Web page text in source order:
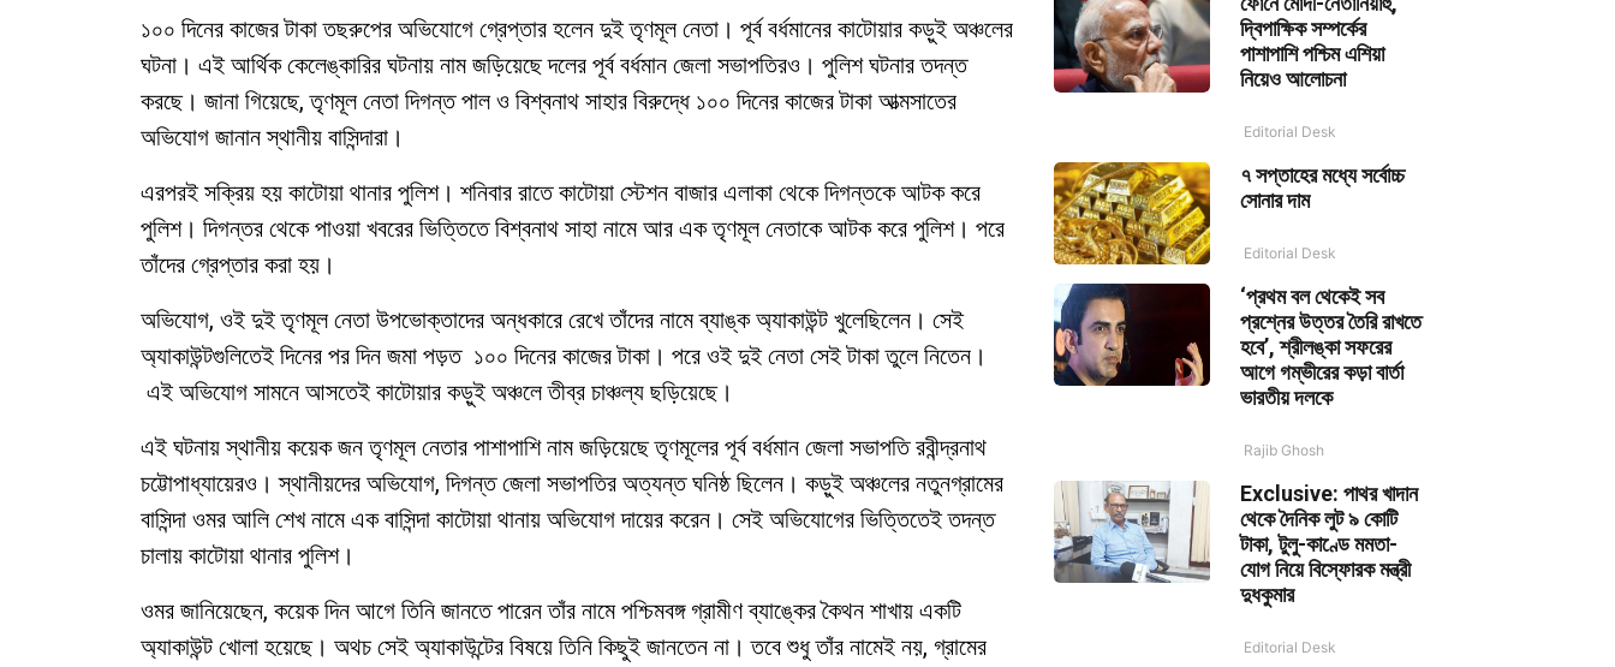
১০০ দিনের কাজের টাকা তছরুপের অভিযোগে গ্রেপ্তার হলেন দুই তৃণমূল নেতা। পূর্ব বর্ধমানের কাটোয়ার কড়ুই অঞ্চলের
ঘটনা। এই আর্থিক কেলেঙ্কারির ঘটনায় নাম জড়িয়েছে দলের পূর্ব বর্ধমান জেলা সভাপতিরও। পুলিশ ঘটনার তদন্ত
করছে। জানা গিয়েছে, তৃণমূল নেতা দিগন্ত পাল ও বিশ্বনাথ সাহার বিরুদ্ধে ১০০ দিনের কাজের টাকা আত্মসাতের
অভিযোগ জানান স্থানীয় বাসিন্দারা।
এরপরই সক্রিয় হয় কাটোয়া থানার পুলিশ। শনিবার রাতে কাটোয়া স্টেশন বাজার এলাকা থেকে দিগন্তকে আটক করে
পুলিশ। দিগন্তর থেকে পাওয়া খবরের ভিত্তিতে বিশ্বনাথ সাহা নামে আর এক তৃণমূল নেতাকে আটক করে পুলিশ। পরে
তাঁদের গ্রেপ্তার করা হয়।
অভিযোগ, ওই দুই তৃণমূল নেতা উপভোক্তাদের অন্ধকারে রেখে তাঁদের নামে ব্যাঙ্ক অ্যাকাউন্ট খুলেছিলেন। সেই
অ্যাকাউন্টগুলিতেই দিনের পর দিন জমা পড়ত ১০০ দিনের কাজের টাকা। পরে ওই দুই নেতা সেই টাকা তুলে নিতেন।
এই অভিযোগ সামনে আসতেই কাটোয়ার কড়ুই অঞ্চলে তীব্র চাঞ্চল্য ছড়িয়েছে।
এই ঘটনায় স্থানীয় কয়েক জন তৃণমূল নেতার পাশাপাশি নাম জড়িয়েছে তৃণমূলের পূর্ব বর্ধমান জেলা সভাপতি রবীন্দ্রনাথ
চট্টোপাধ্যায়েরও। স্থানীয়দের অভিযোগ, দিগন্ত জেলা সভাপতির অত্যন্ত ঘনিষ্ঠ ছিলেন। কড়ুই অঞ্চলের নতুনগ্রামের
বাসিন্দা ওমর আলি শেখ নামে এক বাসিন্দা কাটোয়া থানায় অভিযোগ দায়ের করেন। সেই অভিযোগের ভিত্তিতেই তদন্ত
চালায় কাটোয়া থানার পুলিশ।
ওমর জানিয়েছেন, কয়েক দিন আগে তিনি জানতে পারেন তাঁর নামে পশ্চিমবঙ্গ গ্রামীণ ব্যাঙ্কের কৈথন শাখায় একটি
অ্যাকাউন্ট খোলা হয়েছে। অথচ সেই অ্যাকাউন্টের বিষয়ে তিনি কিছুই জানতেন না। তবে শুধু তাঁর নামেই নয়, গ্রামের
দ্বিপাক্ষিক সম্পর্কের
পাশাপাশি পশ্চিম এশিয়া
নিয়েও আলোচনা
Editorial Desk
৭ সপ্তাহের মধ্যে সর্বোচ্চ
সোনার দাম
Editorial Desk
‘প্রথম বল থেকেই সব
প্রশ্নের উত্তর তৈরি রাখতে
হবে’, শ্রীলঙ্কা সফরের
আগে গম্ভীরের কড়া বার্তা
ভারতীয় দলকে
Rajib Ghosh
Exclusive: পাথর খাদান
থেকে দৈনিক লুট ৯ কোটি
টাকা, টুলু-কাণ্ডে মমতা-
যোগ নিয়ে বিস্ফোরক মন্ত্রী
দুধকুমার
Editorial Desk